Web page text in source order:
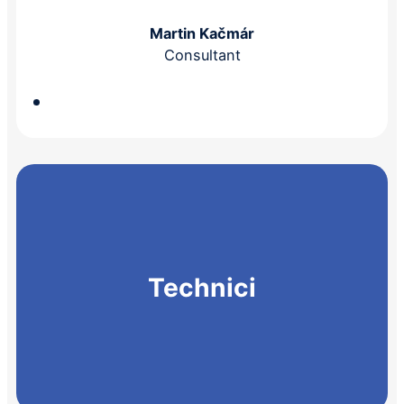
Martin Kačmár
Consultant
Technici